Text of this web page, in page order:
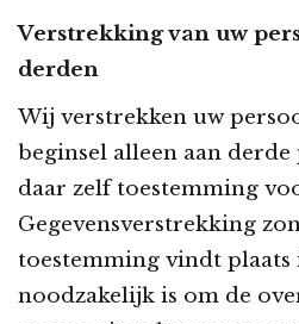
Verstrekking van uw
derden
Wij verstrekken uw
beginsel alleen aan
daar zelf toestemming
Gegevensverstrekking
toestemming vindt plaats
noodzakelijk is om de